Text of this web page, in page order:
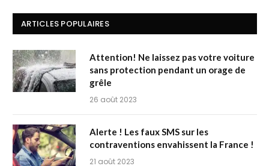
ARTICLES POPULAIRES
Attention! Ne laissez pas votre voiture
sans protection pendant un orage de
grêle
26 août 2023
Alerte ! Les faux SMS sur les
contraventions envahissent la France !
21 août 2023